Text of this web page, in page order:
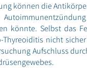
können die
könnte. Selbst das
nicht
Aufschluss